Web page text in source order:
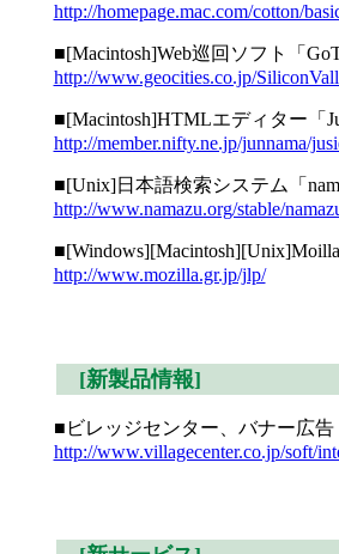
http://homepage.mac.com/cotton/
■[Macintosh]Web巡回ソフト「
http://www.geocities.co.jp/
■[Macintosh]HTMLエディター「
http://member.nifty.ne.jp/junnama/
■[Unix]日本語検索システム「
http://www.namazu.org/stable/
http://www.mozilla.gr.jp/jlp/
[新製品情報]
■ビレッジセンター、バナー広告
http://www.villagecenter.co.jp/soft/